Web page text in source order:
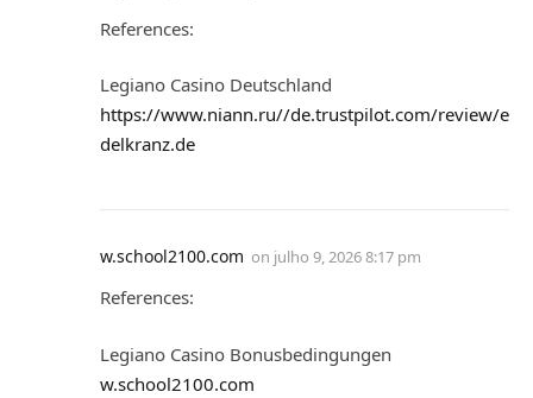
References:
Legiano Casino Deutschland
https://www.niann.ru//de.trustpilot.com/review/e
delkranz.de
w.school2100.com on julho 9, 2026 8:17 pm
References:
Legiano Casino Bonusbedingungen
w.school2100.com